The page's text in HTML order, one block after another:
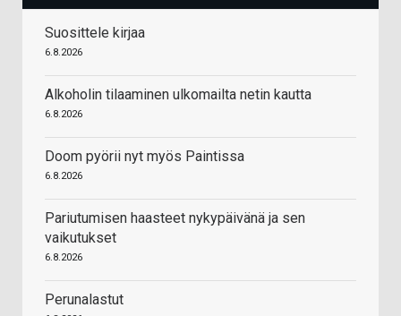
Suosittele kirjaa
6.8.2026
Alkoholin tilaaminen ulkomailta netin kautta
6.8.2026
Doom pyörii nyt myös Paintissa
6.8.2026
Pariutumisen haasteet nykypäivänä ja sen
vaikutukset
6.8.2026
Perunalastut